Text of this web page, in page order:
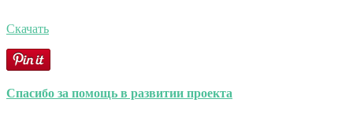
Скачать
Спасибо за помощь в развитии проекта